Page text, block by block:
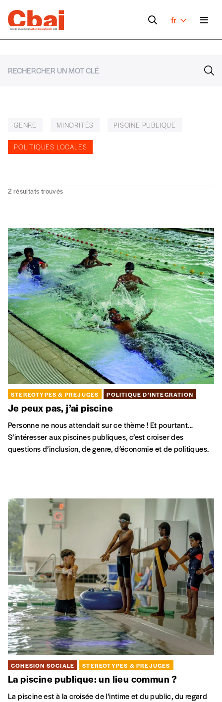
fr
GENRE MINORITÉS PISCINE PUBLIQUE
POLITIQUES LOCALES
2 résultats trouvés
STÉRÉOTYPES & PRÉJUGÉS POLITIQUE D’INTÉGRATION
Je peux pas, j’ai piscine
Personne ne nous attendait sur ce thème ! Et pourtant…
S’intéresser aux piscines publiques, c’est croiser des
questions d’inclusion, de genre, d’économie et de politiques.
COHÉSION SOCIALE STÉRÉOTYPES & PRÉJUGÉS
La piscine publique: un lieu commun ?
La piscine est à la croisée de l’intime et du public, du regard